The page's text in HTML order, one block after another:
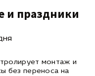
и праздники
монтаж и
без переноса на